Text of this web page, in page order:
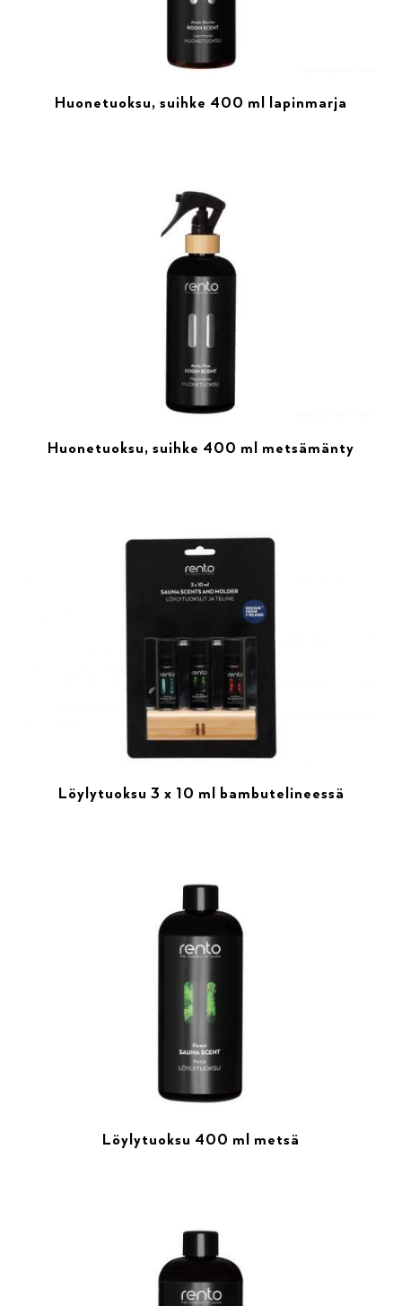
Huonetuoksu, suihke 400 ml lapinmarja
Huonetuoksu, suihke 400 ml metsämänty
Löylytuoksu 3 x 10 ml bambutelineessä
Löylytuoksu 400 ml metsä